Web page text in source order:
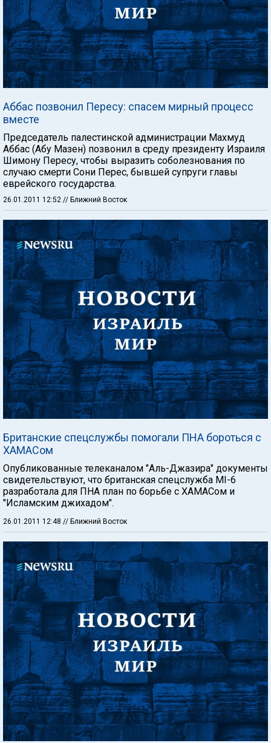
Аббас позвонил Пересу: спасем мирный процесс
вместе
Председатель палестинской администрации Махмуд
Аббас (Абу Мазен) позвонил в среду президенту Израиля
Шимону Пересу, чтобы выразить соболезнования по
случаю смерти Сони Перес, бывшей супруги главы
еврейского государства.
26.01.2011 12:52 // Ближний Восток
Британские спецслужбы помогали ПНА бороться с
ХАМАСом
Опубликованные телеканалом "Аль-Джазира" документы
свидетельствуют, что британская спецслужба MI-6
разработала для ПНА план по борьбе с ХАМАСом и
"Исламским джихадом".
26.01.2011 12:48 // Ближний Восток